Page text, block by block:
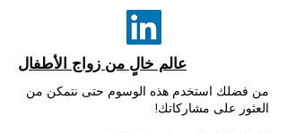
عالم خالٍ من زواج الأطفال
من فضلك استخدم هذه الوسوم حتى نتمكن من
العثور على مشاركاتك!